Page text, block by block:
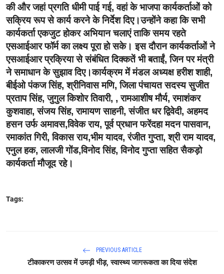
की और जहां प्रगति धीमी पाई गई, वहां के भाजपा कार्यकर्ताओं को
सक्रिय रूप से कार्य करने के निर्देश दिए।उन्होंने कहा कि सभी
कार्यकर्ता एकजुट होकर अभियान चलाएं ताकि समय रहते
एसआईआर फॉर्म का लक्ष्य पूरा हो सके। इस दौरान कार्यकर्ताओं ने
एसआईआर प्रक्रिया से संबंधित दिक्कतें भी बताईं, जिन पर मंत्री
ने समाधान के सुझाव दिए।कार्यक्रम में मंडल अध्यक्ष हरीश शाही,
बीईओ पंकज सिंह, श्रीनिवास मणि, जिला पंचायत सदस्य सुजीत
प्रताप सिंह, जुगुल किशोर तिवारी, , रामआशीष मौर्य, रमाशंकर
कुशवाहा, संजय सिंह, रामायण साहनी, संजीत धर द्विवेदी, अहमद
हसन उर्फ अमावस,विवेक राय, पूर्व प्रधान फरेंदहा मदन पासवान,
रमाकांत गिरी, विकास राय,भीम यादव, रंजीत गुप्ता, श्री राम यादव,
एनुल हक, लालजी गोंड,विनोद सिंह, विनोद गुप्ता सहित सैकड़ो
कार्यकर्ता मौजूद रहे।
Tags:
PREVIOUS ARTICLE
टीकाकरण उत्सव में उमड़ी भीड़, स्वास्थ्य जागरूकता का दिया संदेश